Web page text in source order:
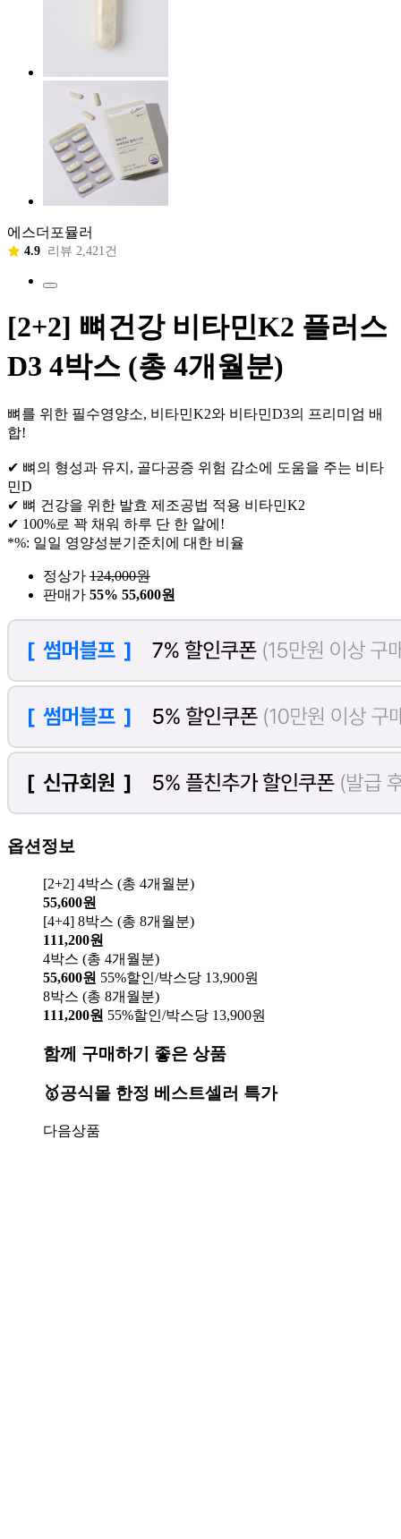
에스더포뮬러
4.9 리뷰 2,421건
[2+2] 뼈건강 비타민K2 플러스
D3 4박스 (총 4개월분)
뼈를 위한 필수영양소, 비타민K2와 비타민D3의 프리미엄 배
합!
✔ 뼈의 형성과 유지, 골다공증 위험 감소에 도움을 주는 비타
민D
✔ 뼈 건강을 위한 발효 제조공법 적용 비타민K2
✔ 100%로 꽉 채워 하루 단 한 알에!
*%: 일일 영양성분기준치에 대한 비율
정상가 124,000원
판매가 55% 55,600원
옵션정보
[2+2] 4박스 (총 4개월분)
55,600원
[4+4] 8박스 (총 8개월분)
111,200원
4박스 (총 4개월분)
55,600원 55%할인/박스당 13,900원
8박스 (총 8개월분)
111,200원 55%할인/박스당 13,900원
함께 구매하기 좋은 상품
🥇공식몰 한정 베스트셀러 특가
다음상품